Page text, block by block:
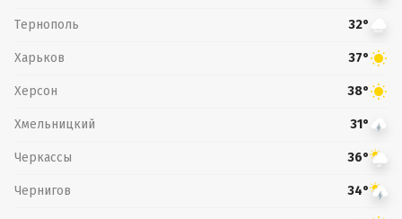
Тернополь 32°
Харьков 37°
Херсон 38°
Хмельницкий 31°
Черкассы 36°
Чернигов 34°